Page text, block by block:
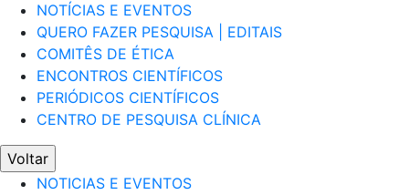
NOTÍCIAS E EVENTOS
QUERO FAZER PESQUISA | EDITAIS
COMITÊS DE ÉTICA
ENCONTROS CIENTÍFICOS
PERIÓDICOS CIENTÍFICOS
CENTRO DE PESQUISA CLÍNICA
Voltar
NOTICIAS E EVENTOS